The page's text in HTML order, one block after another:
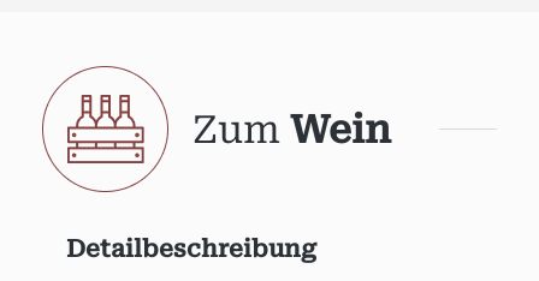
Zum Wein
Detailbeschreibung